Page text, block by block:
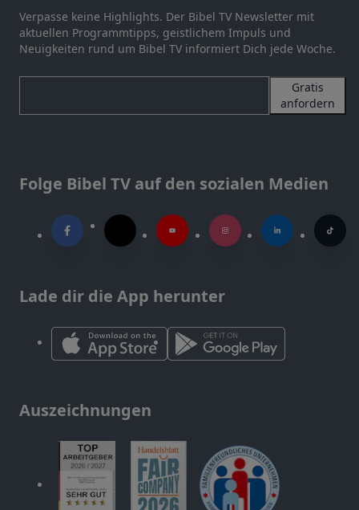
Verpasse keine Highlights. Der Bibel TV Newsletter mit
aktuellen Programmtipps, geistlichem Impuls und
Neuigkeiten rund um Bibel TV informiert Dich jede Woche.
Gratis
anfordern
Folge Bibel TV auf den sozialen Medien
Lade dir die App herunter
Auszeichnungen